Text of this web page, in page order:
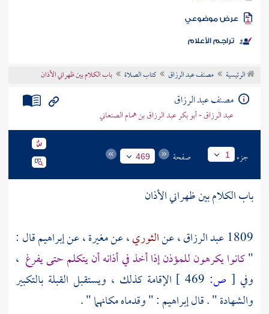
الكتب
موضوعي
تراجم الأعلام
الرئيسية مصنف عبد الرزاق كتاب الصلاة باب الكلام بين ظهراني الأذان
مصنف عبد الرزاق
عبد الرزاق - أبو بكر عبد الرزاق بن همام الصنعاني
جزء 1 صفحة 469
باب الكلام بين ظهراني الأذان
1809عبد الرزاق، عنالثوري، عنمغيرة، عنإبراهيمقال :
"كانوا يكرهون للمؤذن إذا أخذ في أذانه أن يتكلم حتى يفرغ ،
وفي [ ص:
الإقامة كذلك ، ويستقبل القبلة بالتكبير
والشهادة " . قالإبراهيم: " وقدماه مكانهما " .